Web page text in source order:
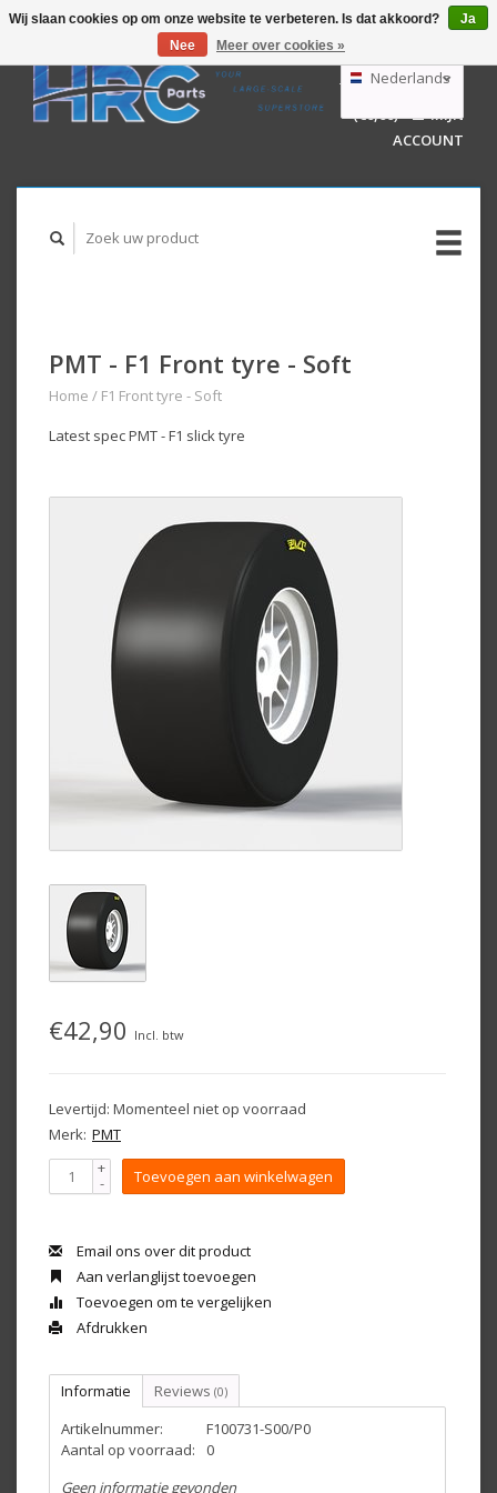
GBP
AUD
Nederlands
Deutsch
English
WINKELWAGEN
(€0,00)
MIJN
ACCOUNT
PMT - F1 Front tyre - Soft
Home / F1 Front tyre - Soft
Latest spec PMT - F1 slick tyre
€42,90 Incl. btw
Levertijd: Momenteel niet op voorraad
Merk: PMT
+
- Toevoegen aan winkelwagen
Email ons over dit product
Aan verlanglijst toevoegen
Toevoegen om te vergelijken
Afdrukken
Informatie Reviews (0)
Artikelnummer:
F100731-S00/P0
Aantal op voorraad:
0
Geen informatie gevonden
Wij slaan cookies op om onze website te verbeteren. Is dat akkoord?
Ja
Nee
Meer over cookies »